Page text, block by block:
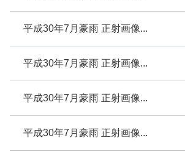
平成30年7月豪雨 正射画像...
平成30年7月豪雨 正射画像...
平成30年7月豪雨 正射画像...
平成30年7月豪雨 正射画像...